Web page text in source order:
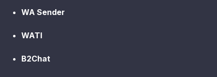
WA Sender
WATI
B2Chat